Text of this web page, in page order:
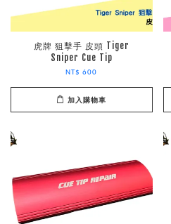
虎牌 狙擊手 皮頭 Tiger
Sniper Cue Tip
NT$ 600
加入購物車